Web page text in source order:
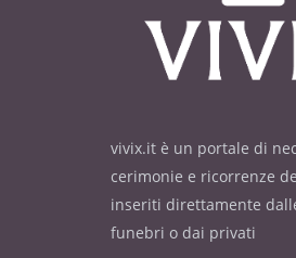
vivix.it è un portale di
cerimonie e ricorrenze
inseriti direttamente
funebri o dai privati